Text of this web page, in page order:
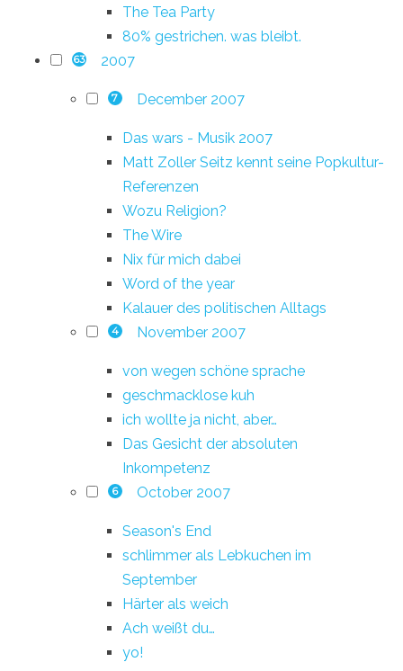
The Tea Party
80% gestrichen. was bleibt.
63 2007
7 December 2007
Das wars - Musik 2007
Matt Zoller Seitz kennt seine Popkultur-
Referenzen
Wozu Religion?
The Wire
Nix für mich dabei
Word of the year
Kalauer des politischen Alltags
4 November 2007
von wegen schöne sprache
geschmacklose kuh
ich wollte ja nicht, aber…
Das Gesicht der absoluten
Inkompetenz
6 October 2007
Season's End
schlimmer als Lebkuchen im
September
Härter als weich
Ach weißt du…
yo!